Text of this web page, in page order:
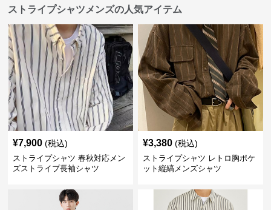
ストライプシャツメンズの人気アイテム
¥7,900 (税込)
ストライプシャツ 春秋対応メン
ズストライプ長袖シャツ
¥3,380 (税込)
ストライプシャツ レトロ胸ポケ
ット縦縞メンズシャツ